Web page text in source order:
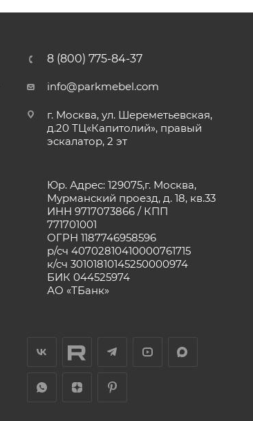
8 (800) 775-84-37
info@parkmebel.com
г. Москва, ул. Шереметьевская,
д.20 ТЦ«Капитолий», правый
эскалатор, 2 эт
Юр. Адрес: 129075,г. Москва,
Мурманский проезд, д. 18, кв.33
ИНН 9717073866 / КПП
771701001
ОГРН 1187746958596
р/сч 40702810410000761715
к/сч 30101810145250000974
БИК 044525974
АО «ТБанк»